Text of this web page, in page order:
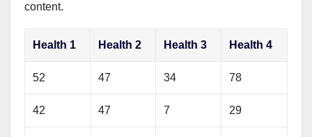
content.
Health 1 Health 2 Health 3 Health 4
52 47 34 78
42 47 7 29